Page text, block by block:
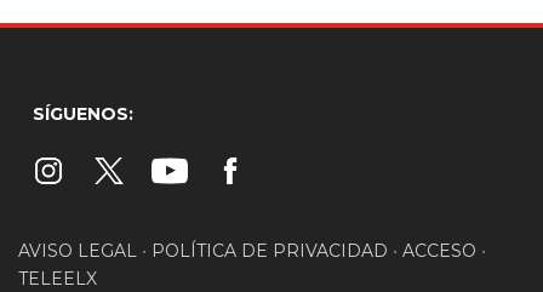
SÍGUENOS:
AVISO LEGAL • POLÍTICA DE PRIVACIDAD • ACCESO •
TELEELX